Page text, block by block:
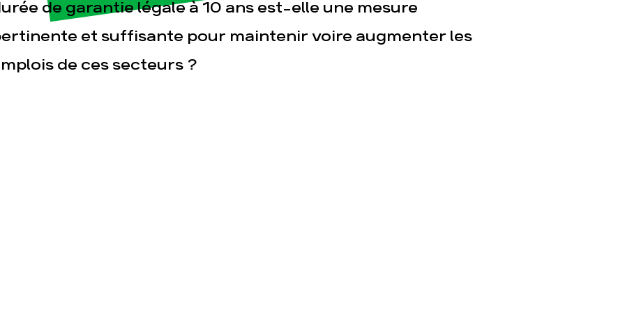
de garantie légale à 10 ans est-elle une mesure
et suffisante pour maintenir voire augmenter les
de ces secteurs ?